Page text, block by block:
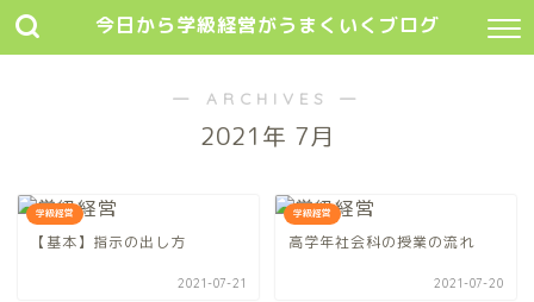
今日から学級経営がうまくいくブログ
― ARCHIVES ―
2021年 7月
学級経営
【基本】指示の出し方
2021-07-21
学級経営
高学年社会科の授業の流れ
2021-07-20